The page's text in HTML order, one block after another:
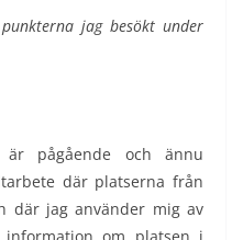
jag besökt under
är pågående och ännu
där platserna från
där jag använder mig av